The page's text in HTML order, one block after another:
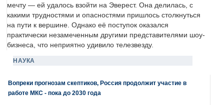
мечту — ей удалось взойти на Эверест. Она делилась, с
какими трудностями и опасностями пришлось столкнуться
на пути к вершине. Однако её поступок оказался
практически незамеченным другими представителями шоу-
бизнеса, что неприятно удивило телезвезду.
НАУКА
Вопреки прогнозам скептиков, Россия продолжит участие в
работе МКС - пока до 2030 года